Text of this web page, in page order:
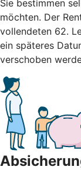
Sie bestimmen
möchten. Der
vollendeten 62.
ein späteres
verschoben